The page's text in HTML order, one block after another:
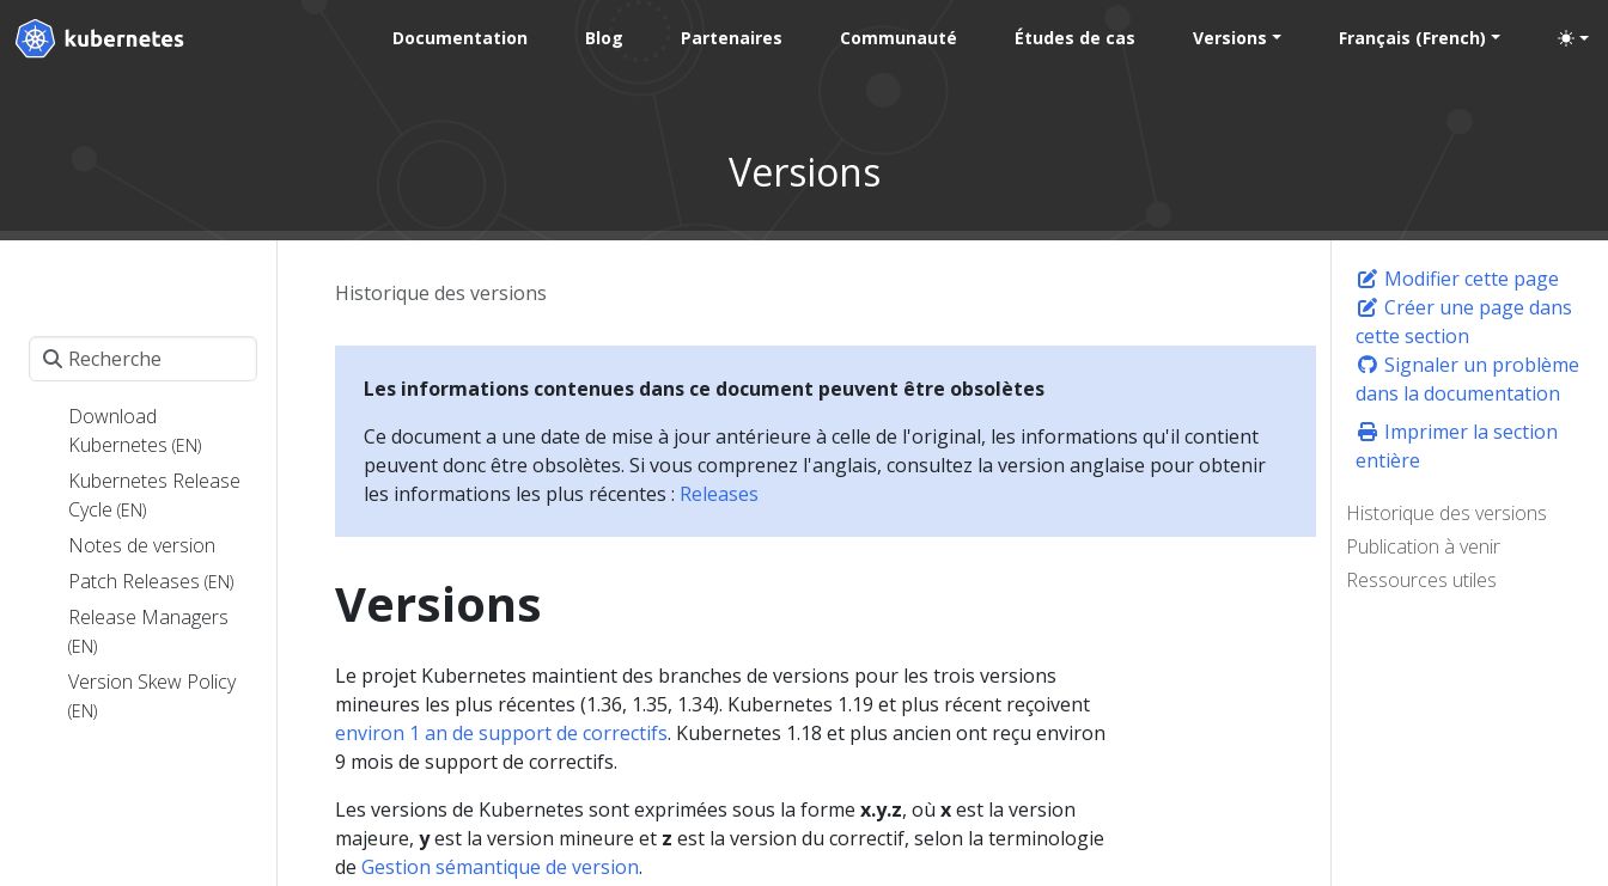
Documentation Blog Partenaires Communauté Études de cas Versions Français (French)
Versions
Download
Kubernetes (EN)
Kubernetes Release
Cycle (EN)
Notes de version
Patch Releases (EN)
Release Managers
(EN)
Version Skew Policy
(EN)
Modifier cette page
Créer une page dans
cette section
Signaler un problème
dans la documentation
Imprimer la section
entière
Historique des versions
Publication à venir
Ressources utiles
Historique des versions
Les informations contenues dans ce document peuvent être obsolètes
Ce document a une date de mise à jour antérieure à celle de l'original, les informations qu'il contient
peuvent donc être obsolètes. Si vous comprenez l'anglais, consultez la version anglaise pour obtenir
les informations les plus récentes : Releases
Versions
Le projet Kubernetes maintient des branches de versions pour les trois versions
mineures les plus récentes (1.36, 1.35, 1.34). Kubernetes 1.19 et plus récent reçoivent
environ 1 an de support de correctifs. Kubernetes 1.18 et plus ancien ont reçu environ
9 mois de support de correctifs.
Les versions de Kubernetes sont exprimées sous la forme x.y.z, où xest la version
majeure, yest la version mineure et z est la version du correctif, selon la terminologie
de Gestion sémantique de version.